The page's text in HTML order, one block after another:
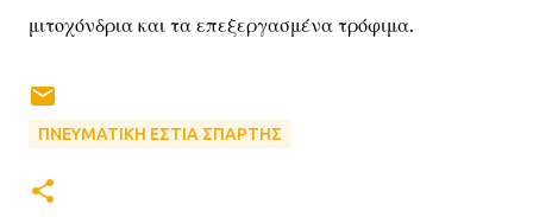
μιτοχόνδρια και τα επεξεργασμένα τρόφιμα.
ΠΝΕΥΜΑΤΙΚΗ ΕΣΤΙΑ ΣΠΑΡΤΗΣ